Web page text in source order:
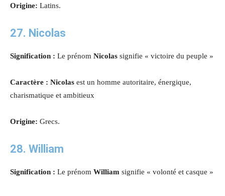
Origine: Latins.
27. Nicolas
Signification : Le prénom Nicolas signifie « victoire du peuple »
Caractère : Nicolas est un homme autoritaire, énergique,
charismatique et ambitieux
Origine: Grecs.
28. William
Signification : Le prénom William signifie « volonté et casque »